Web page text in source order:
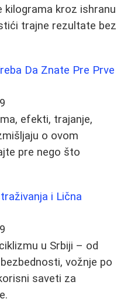
kilograma kroz ishranu
trajne rezultate bez
Da Znate Pre Prve
efekti, trajanje,
o ovom
pre nego što
i Lična
u Srbiji – od
vožnje po
saveti za